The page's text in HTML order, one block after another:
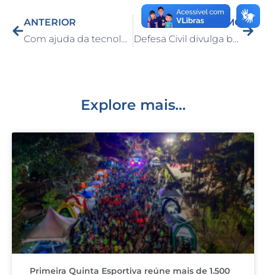
c
e
k
e te l
at
s
ANTERIOR
Com ajuda da tecnologia, Guarda Civil de Capivari recupera motocicleta furtada
PRÓXIMO
Defesa Civil divulga boletim meteorológico especial com chuvas entre os dias 07 e 09 de janeiro
Explore mais...
Primeira Quinta Esportiva reúne mais de 1.500